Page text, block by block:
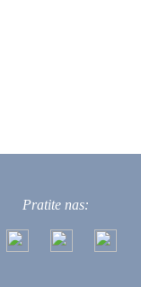
Pratite nas: